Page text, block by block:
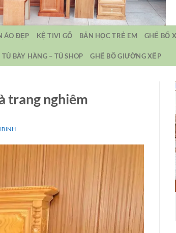
ÁO ĐẸP KỆ TIVI GỖ BẢN HỌC TRẺ EM GHẾ BỐ
TỦ BÀY HÀNG – TỦ SHOP GHẾ BỐ GIƯỜNG XẾP
trang nghiêm